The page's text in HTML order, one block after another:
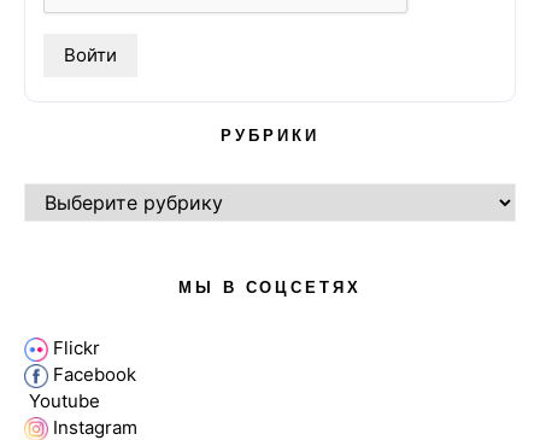
РУБРИКИ
МЫ В СОЦСЕТЯХ
Flickr
Facebook
Youtube
Instagram